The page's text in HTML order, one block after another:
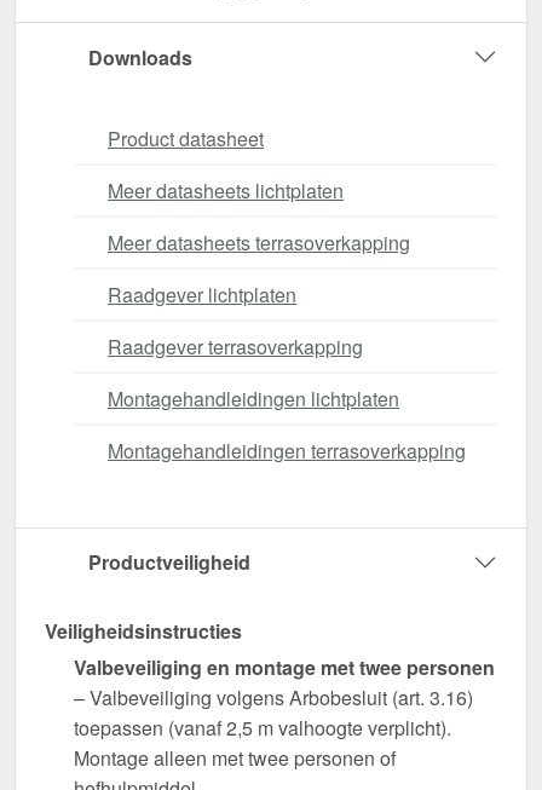
Downloads
Product datasheet
Meer datasheets lichtplaten
Meer datasheets terrasoverkapping
Raadgever lichtplaten
Raadgever terrasoverkapping
Montagehandleidingen lichtplaten
Montagehandleidingen terrasoverkapping
Productveiligheid
Veiligheidsinstructies
Valbeveiliging en montage met twee personen
– Valbeveiliging volgens Arbobesluit (art. 3.16)
toepassen (vanaf 2,5 m valhoogte verplicht).
Montage alleen met twee personen of